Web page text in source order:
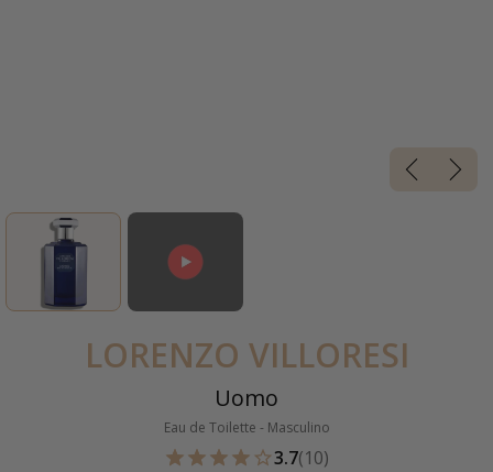
LORENZO VILLORESI
Uomo
Eau de Toilette - Masculino
3.7(10)